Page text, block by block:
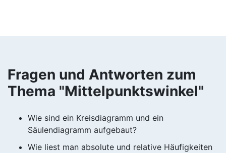
Fragen und Antworten zum
Thema "Mittelpunktswinkel"
Wie sind ein Kreisdiagramm und ein
Säulendiagramm aufgebaut?
Wie liest man absolute und relative Häufigkeiten